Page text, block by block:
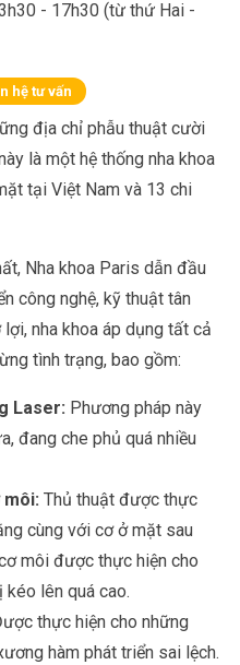
- 17h30 (từ thứ Hai -
hệ tư vấn
địa chỉ phẫu thuật cười
là một hệ thống nha khoa
tại Việt Nam và 13 chi
Nha khoa Paris dẫn đầu
công nghệ, kỹ thuật tân
nha khoa áp dụng tất cả
tình trạng, bao gồm:
Laser: Phương pháp này
đang che phủ quá nhiều
môi: Thủ thuật được thực
cùng với cơ ở mặt sau
môi được thực hiện cho
lên quá cao.
thực hiện cho những
hàm phát triển sai lệch.